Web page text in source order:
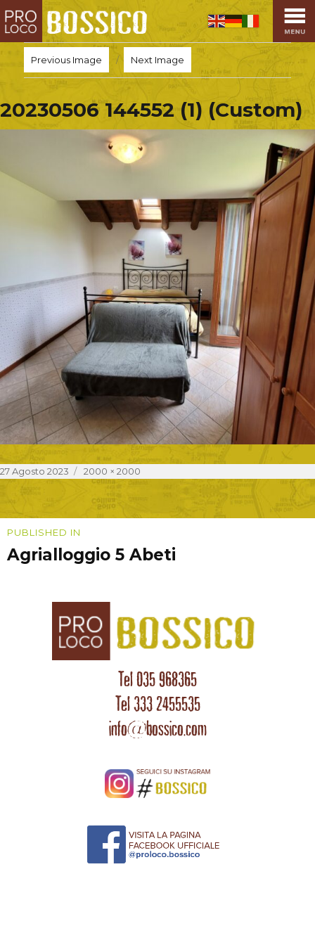
HOME
PRO LOCO
L’ALTOPIANO
PROMOZIONI
ASSOCIAZIONI
SPORT
SAPORI TIPICI
ARTE E CULTURA
COMMERCIO
DINTORNI
CONTATTI
Previous Image Next Image
20230506 144552 (1) (Custom)
Posted
27 Agosto 2023
Full
size
2000 × 2000
Navigazione
articoli
PUBLISHED IN
Agrialloggio 5 Abeti
Tel 035 968365
Tel 333 2455535
info@bossico.com